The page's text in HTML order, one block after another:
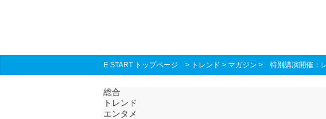
E START トップページ > トレンド > マガジン > 特別講演開催：
総合
トレンド
エンタメ